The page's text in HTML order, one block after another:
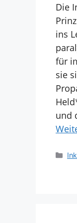
Die
ins
für
sie
und